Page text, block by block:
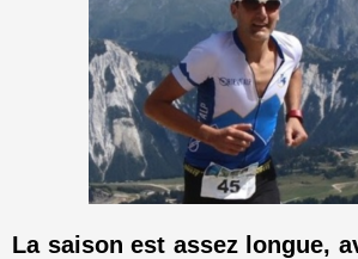
La saison est assez longue,